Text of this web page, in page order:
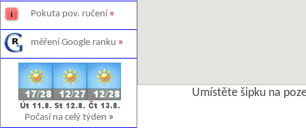
Pokuta pov. ručení »
měření Google ranku »
Počasí na celý týden »
Umístěte šipku na